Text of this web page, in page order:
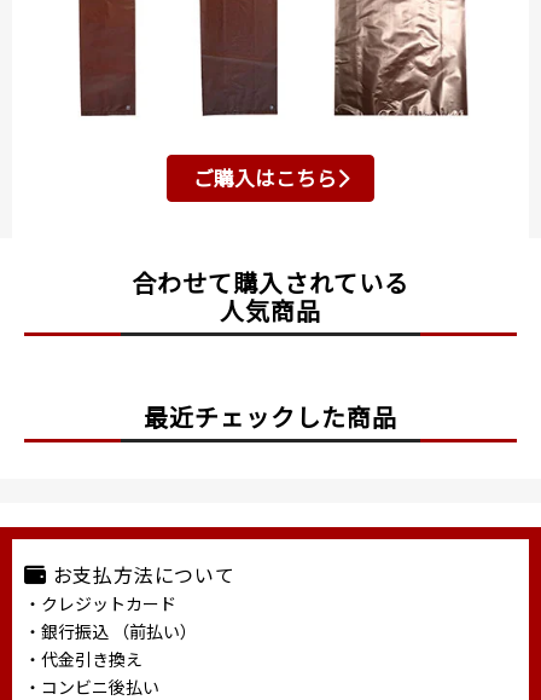
ご購入はこちら
合わせて購入されている
人気商品
最近チェックした商品
お支払方法について
・クレジットカード
・銀行振込 （前払い）
・代金引き換え
・コンビニ後払い